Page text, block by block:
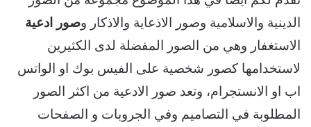
الدينية والاسلامية وصور الاذعاية والاذكار وصور ادعية
الاستغفار وهي من الصور المفضلة لدى الكثيرين
لاستخدامها كصور شخصية على الفيس بوك او الواتس
اب او الانستجرام، وتعد صور الادعية من اكثر الصور
المطلوبة في التصاميم وفي الجروبات و الصفحات